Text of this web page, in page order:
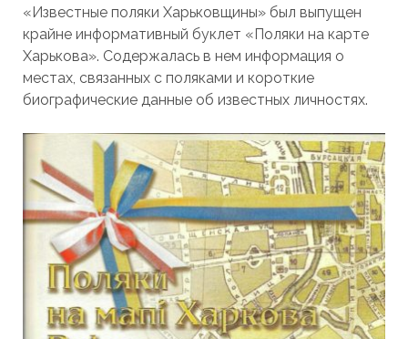
«Известные поляки Харьковщины» был выпущен
крайне информативный буклет «Поляки на карте
Харькова». Содержалась в нем информация о
местах, связанных с поляками и короткие
биографические данные об известных личностях.